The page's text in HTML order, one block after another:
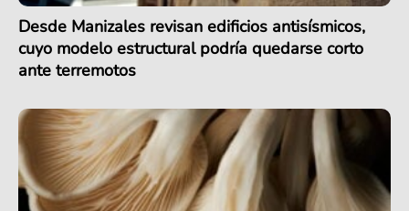
Desde Manizales revisan edificios antisísmicos,
cuyo modelo estructural podría quedarse corto
ante terremotos